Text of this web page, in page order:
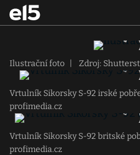
Ilustrační foto Zdroj:
Vrtulník Sikorsky S-92 irské
profimedia.cz
Vrtulník Sikorsky S-92 britské
profimedia.cz